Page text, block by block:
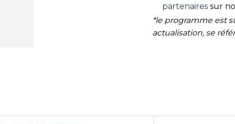
partenaires sur
*le programme est
actualisation, se